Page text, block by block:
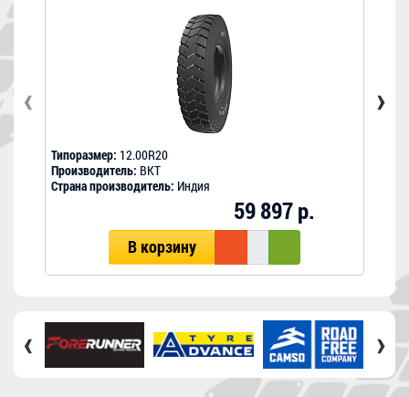
Типоразмер: 12.00R20
Производитель: BKT
Страна производитель: Индия
59 897 р.
В корзину
‹ ›
‹ ›